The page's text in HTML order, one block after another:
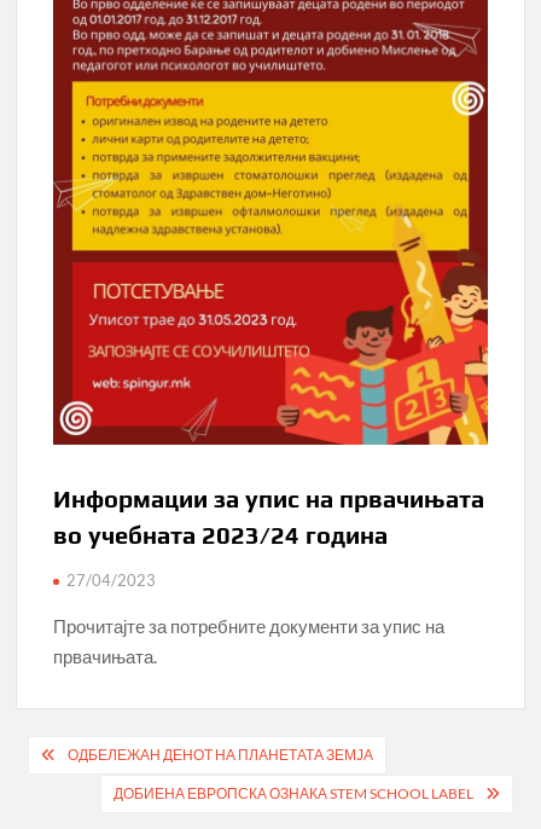
Информации за упис на првачињата
во учебната 2023/24 година
27/04/2023
Прочитајте за потребните документи за упис на
првачињата.
Post
navigation
ОДБЕЛЕЖАН ДЕНОТ НА ПЛАНЕТАТА ЗЕМЈА
ДОБИЕНА ЕВРОПСКА ОЗНАКА STEM SCHOOL LABEL